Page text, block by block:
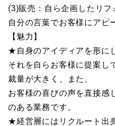
(3)販売：自ら企画したリフ
自分の言葉でお客様にアピ
【魅力】
★自身のアイディアを形に
それを自らお客様に提案し
裁量が大きく、また、
お客様の喜びの声を直接感
のある業務です。
★経営層にはリクルート出